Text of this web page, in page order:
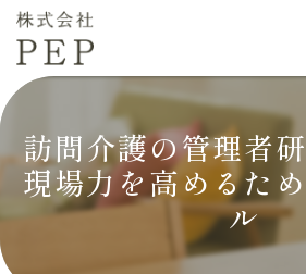
訪問介護の管理者研
現場力を高めるた
ル